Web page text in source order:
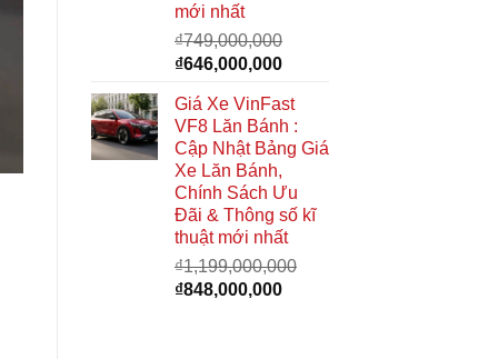
mới nhất
₫749,000,000
Giá
là:
₫749,000,000.
₫646,000,000Giá
tại
là:
₫646,000,000.
Giá Xe VinFast
VF8 Lăn Bánh :
Cập Nhật Bảng Giá
Xe Lăn Bánh,
Chính Sách Ưu
Đãi & Thông số kĩ
thuật mới nhất
₫1,199,000,000
Giá
₫848,000,000Giá